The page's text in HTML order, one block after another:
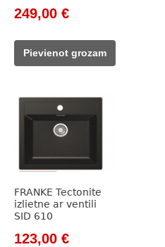
Original
was:
332,00 €.
249,00 €Current
249,00 €.
Pievienot grozam
FRANKE Tectonite
izlietne ar ventili
SID 610
Original
123,00 €Current